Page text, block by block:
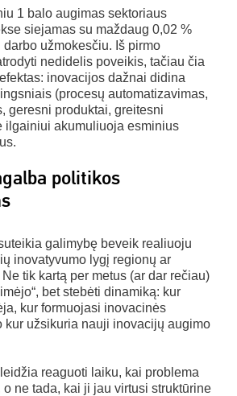
1 balo augimas sektoriaus
siejamas su maždaug 0,02 %
užmokesčiu. Iš pirmo
nedidelis poveikis, tačiau čia
inovacijos dažnai didina
(procesų automatizavimas,
geresni produktai, greitesni
ilgainiui akumuliuoja esminius
politikos
galimybę beveik realiuoju
inovatyvumo lygį regionų ar
tik kartą per metus (ar dar rečiau)
bet stebėti dinamiką: kur
kur formuojasi inovacinės
kur užsikuria nauji inovacijų augimo
reaguoti laiku, kai problema
ne tada, kai ji jau virtusi struktūrine